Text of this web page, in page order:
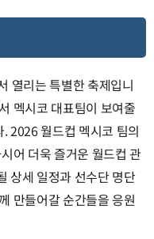
열리는 특별한 축제입니
멕시코 대표팀이 보여줄
2026 월드컵 멕시코 팀의
어 더욱 즐거운 월드컵 관
상세 일정과 선수단 명단
만들어갈 순간들을 응원